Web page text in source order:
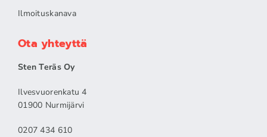
Ilmoituskanava
Ota yhteyttä
Sten Teräs Oy
Ilvesvuorenkatu 4
01900 Nurmijärvi
0207 434 610